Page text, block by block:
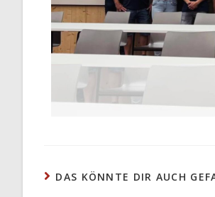
DAS KÖNNTE DIR AUCH